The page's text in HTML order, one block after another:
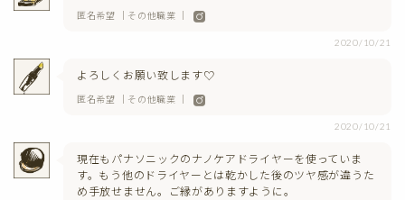
匿名希望 ｜その他職業 ｜
2020/10/21
よろしくお願い致します♡
匿名希望 ｜その他職業 ｜
2020/10/21
現在もパナソニックのナノケアドライヤーを使っていま
す。もう他のドライヤーとは乾かした後のツヤ感が違うた
め手放せません。ご縁がありますように。